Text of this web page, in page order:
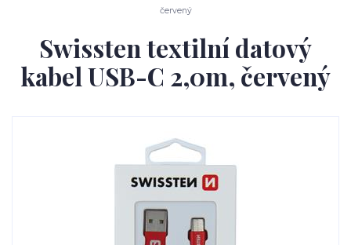
červený
Swissten textilní datový
kabel USB-C 2,0m, červený